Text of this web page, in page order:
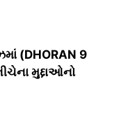
(DHORAN 9
મુદ્દાઓનો